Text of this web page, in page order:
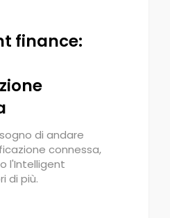
finance:
di andare
connessa,
l'Intelligent
di più.